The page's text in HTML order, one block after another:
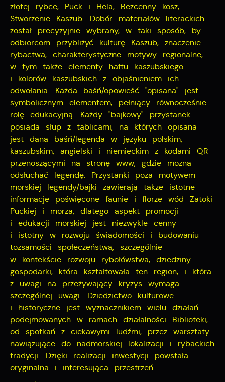
złotej rybce, Puck i Hela, Bezcenny kosz,
Stworzenie Kaszub. Dobór materiałów literackich
został precyzyjnie wybrany, w taki sposób, by
odbiorcom przybliżyć kulturę Kaszub, znaczenie
rybactwa, charakterystyczne motywy regionalne,
w tym także elementy haftu kaszubskiego
i kolorów kaszubskich z objaśnieniem ich
odwołania. Każda baśń/opowieść "opisana" jest
symbolicznym elementem, pełniący równocześnie
rolę edukacyjną. Każdy "bajkowy" przystanek
posiada słup z tablicami, na których opisana
jest dana baśń/legenda w języku polskim,
kaszubskim, angielski i niemieckim z kodami QR
przenoszącymi na stronę www, gdzie można
odsłuchać legendę. Przystanki poza motywem
morskiej legendy/bajki zawierają także istotne
informacje poświęcone faunie i florze wód Zatoki
Puckiej i morza, dlatego aspekt promocji
i edukacji morskiej jest niezwykle cenny
i istotny w rozwoju świadomości i budowaniu
tożsamości społeczeństwa, szczególnie
w kontekście rozwoju rybołówstwa, dziedziny
gospodarki, która kształtowała ten region, i która
z uwagi na przeżywający kryzys wymaga
szczególnej uwagi. Dziedzictwo kulturowe
i historyczne jest wyznacznikiem wielu działań
podejmowanych w ramach działalności Biblioteki,
od spotkań z ciekawymi ludźmi, przez warsztaty
nawiązujące do nadmorskiej lokalizacji i rybackich
tradycji. Dzięki realizacji inwestycji powstała
oryginalna i interesująca przestrzeń.